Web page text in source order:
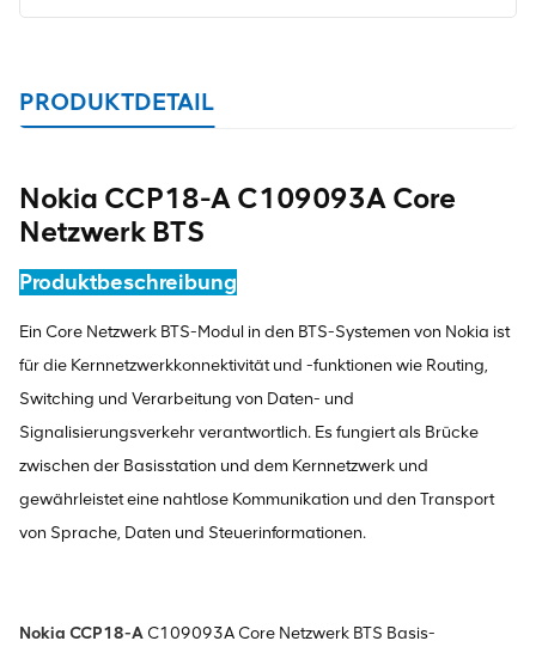
PRODUKTDETAIL
Nokia CCP18-A C109093A Core
Netzwerk BTS
Produktbeschreibung
Ein Core Netzwerk BTS-Modul in den BTS-Systemen von Nokia ist
für die Kernnetzwerkkonnektivität und -funktionen wie Routing,
Switching und Verarbeitung von Daten- und
Signalisierungsverkehr verantwortlich. Es fungiert als Brücke
zwischen der Basisstation und dem Kernnetzwerk und
gewährleistet eine nahtlose Kommunikation und den Transport
von Sprache, Daten und Steuerinformationen.
Nokia CCP18-A C109093A Core Netzwerk BTS Basis-